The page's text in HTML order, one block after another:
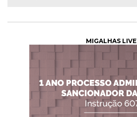
MIGALHAS LIVE